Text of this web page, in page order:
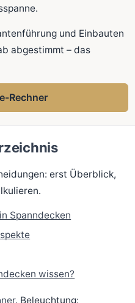
und Einbauten
abgestimmt – das
Rechner
erst Überblick,
Spanndecken
wissen?
. Beleuchtung: